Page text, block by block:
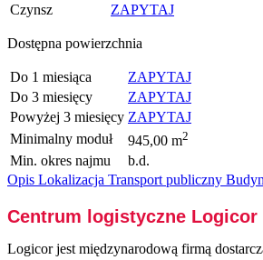
Czynsz ZAPYTAJ
Dostępna powierzchnia
Do 1 miesiąca
ZAPYTAJ
Do 3 miesięcy
ZAPYTAJ
Powyżej 3 miesięcy ZAPYTAJ
Minimalny moduł
945,00 m2
Min. okres najmu
b.d.
Opis Lokalizacja Transport publiczny
Centrum logistyczne Logicor
Logicor jest międzynarodową firmą